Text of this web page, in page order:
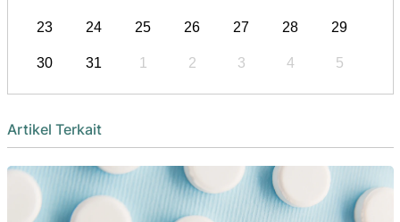
23 24 25 26 27 28 29
30 31 1 2 3 4 5
Artikel Terkait